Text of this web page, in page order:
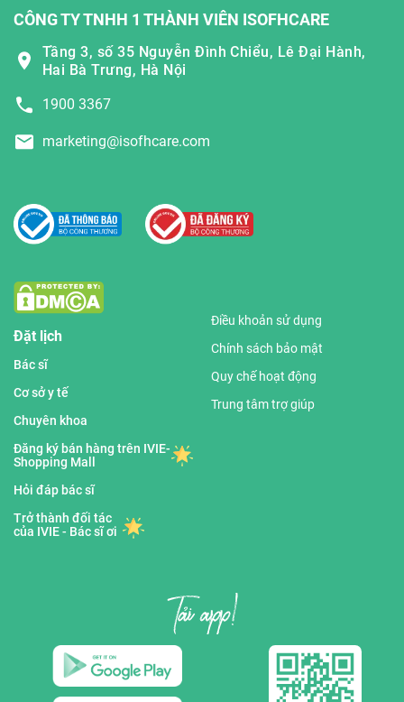
CÔNG TY TNHH 1 THÀNH VIÊN ISOFHCARE
Tầng 3, số 35 Nguyễn Đình Chiểu, Lê Đại Hành,
Hai Bà Trưng, Hà Nội
1900 3367
marketing@isofhcare.com
Đặt lịch
Bác sĩ
Cơ sở y tế
Chuyên khoa
Đăng ký bán hàng trên IVIE-
Shopping Mall
Hỏi đáp bác sĩ
Trở thành đối tác
của IVIE - Bác sĩ ơi
Điều khoản sử dụng
Chính sách bảo mật
Quy chế hoạt động
Trung tâm trợ giúp